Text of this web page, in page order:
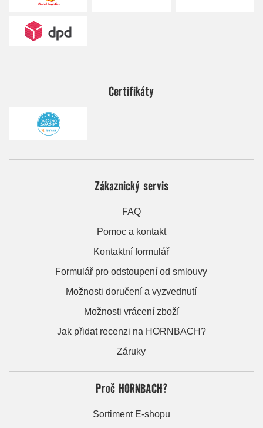
Certifikáty
Zákaznický servis
FAQ
Pomoc a kontakt
Kontaktní formulář
Formulář pro odstoupení od smlouvy
Možnosti doručení a vyzvednutí
Možnosti vrácení zboží
Jak přidat recenzi na HORNBACH?
Záruky
Proč HORNBACH?
Sortiment E-shopu